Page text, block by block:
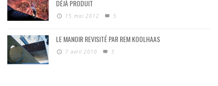
DÉJÀ PRODUIT
15 mai 2012 5
LE MANOIR REVISITÉ PAR REM KOOLHAAS
7 avril 2010 5